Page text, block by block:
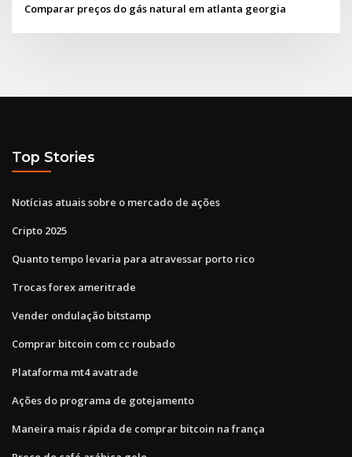
Comparar preços do gás natural em atlanta georgia
Top Stories
Notícias atuais sobre o mercado de ações
Cripto 2025
Quanto tempo levaria para atravessar porto rico
Trocas forex ameritrade
Vender ondulação bitstamp
Comprar bitcoin com cc roubado
Plataforma mt4 avatrade
Ações do programa de gotejamento
Maneira mais rápida de comprar bitcoin na frança